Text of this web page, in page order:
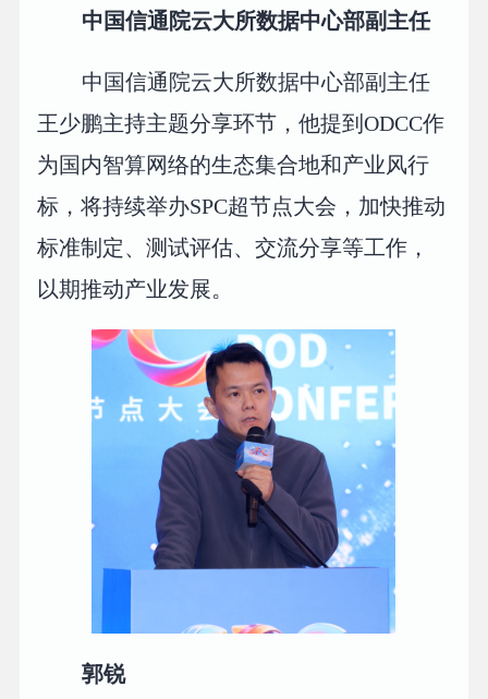
中国信通院云大所数据中心部副主任
中国信通院云大所数据中心部副主任
王少鹏主持主题分享环节，他提到ODCC作
为国内智算网络的生态集合地和产业风行
标，将持续举办SPC超节点大会，加快推动
标准制定、测试评估、交流分享等工作，
以期推动产业发展。
郭锐